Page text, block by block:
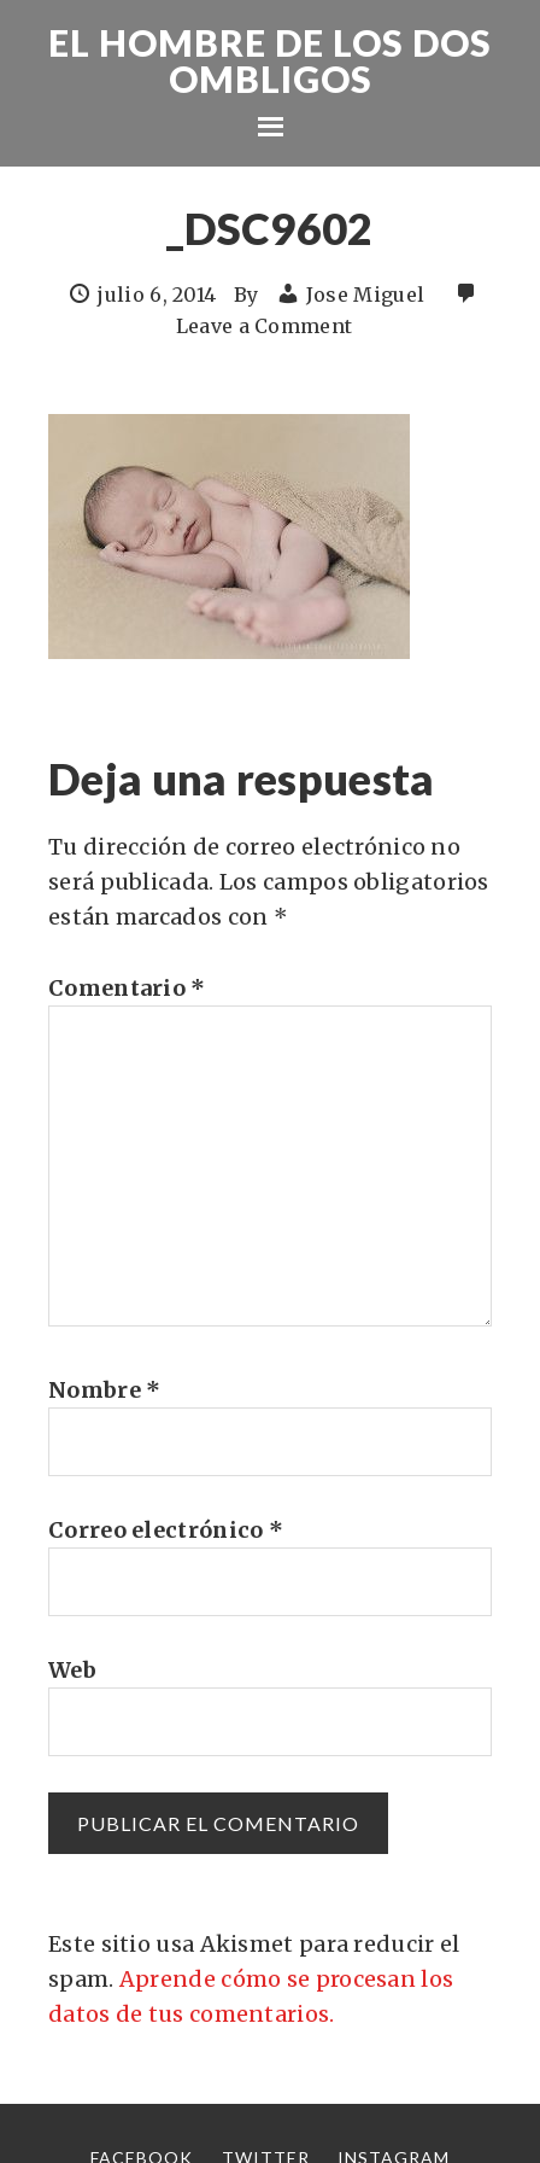
EL HOMBRE DE LOS DOS
OMBLIGOS
_DSC9602
julio 6, 2014 By
Jose Miguel
Leave a Comment
Deja una respuesta
Tu dirección de correo electrónico no
será publicada. Los campos obligatorios
están marcados con *
Comentario *
Nombre *
Correo electrónico *
Web
Este sitio usa Akismet para reducir el
spam.Aprende cómo se procesan los
datos de tus comentarios.
FACEBOOK TWITTER INSTAGRAM